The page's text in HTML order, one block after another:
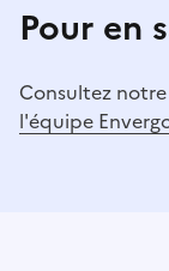
Pour en
Consultez notre
l'équipe